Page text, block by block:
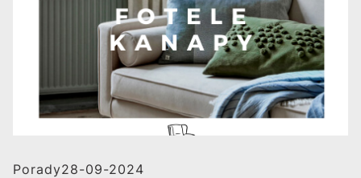
Porady28-09-2024